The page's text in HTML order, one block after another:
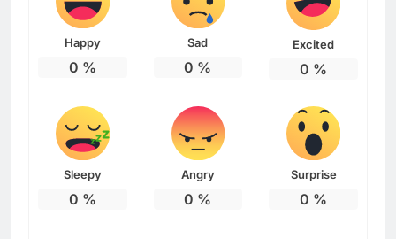
Happy
0 %
Sad
0 %
Excited
0 %
Sleepy
0 %
Angry
0 %
Surprise
0 %